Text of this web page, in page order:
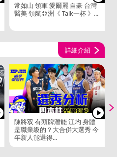
常如山 領軍 愛爾麗 自豪 台灣
醫美 領航亞洲《 Talk一杯 》...
詳細介紹
陳將双 有頭牌潛能 江均 身體
是職業級的？大合併大選秀 今
年新人能選得...